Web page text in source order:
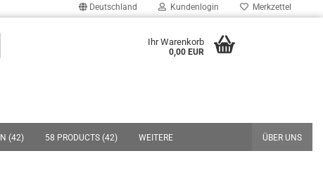
Deutschland Kundenlogin Merkzettel
Ihr Warenkorb
0,00 EUR
(42) 58 PRODUCTS (42) ÜBER UNS
WEITERE